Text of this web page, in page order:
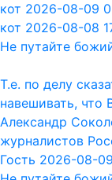
кот 2026-08-09
кот 2026-08-08
Не путайте
Т.е. по делу
навешивать, что
Александр
журналистов
Гость 2026-08-